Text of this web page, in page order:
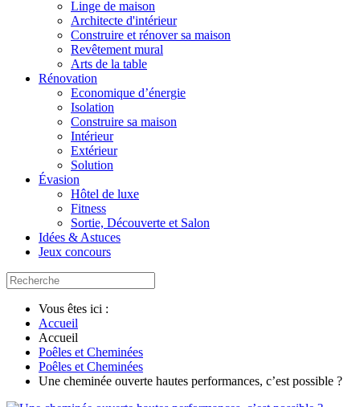
Linge de maison
Architecte d'intérieur
Construire et rénover sa maison
Revêtement mural
Arts de la table
Rénovation
Economique d’énergie
Isolation
Construire sa maison
Intérieur
Extérieur
Solution
Évasion
Hôtel de luxe
Fitness
Sortie, Découverte et Salon
Idées & Astuces
Jeux concours
Vous êtes ici :
Accueil
Accueil
Poêles et Cheminées
Poêles et Cheminées
Une cheminée ouverte hautes performances, c’est possible ?